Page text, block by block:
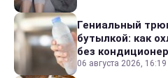
Гениальный
бутылкой: как
без
06 августа 2026, 16:19